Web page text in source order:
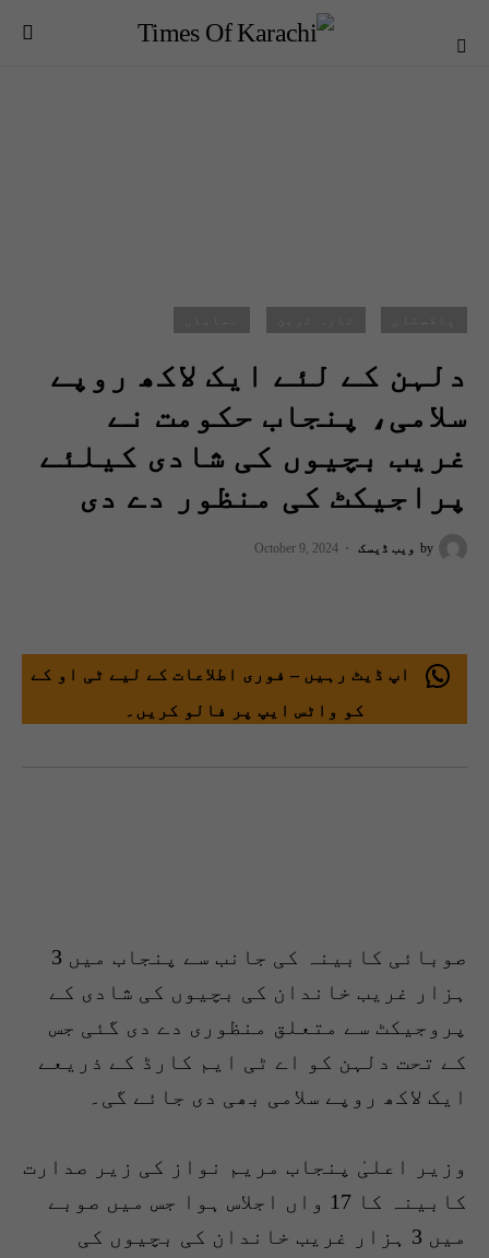
دلہن کے لئے ایک لاکھ روپے
سلامی، پنجاب حکومت نے
غریب بچیوں کی شادی کیلئے
پراجیکٹ کی منظور دے دی
by ویب ڈیسک October 9, 2024
اپ ڈیٹ رہیں – فوری اطلاعات کے لیے ٹی او کے
کو واٹس ایپ پر فالو کریں۔
صوبائی کابینہ کی جانب سے پنجاب میں 3
ہزار غریب خاندان کی بچیوں کی شادی کے
پروجیکٹ سے متعلق منظوری دے دی گئی جس
کے تحت دلہن کو اے ٹی ایم کارڈ کے ذریعے
ایک لاکھ روپے سلامی بھی دی جائے گی۔
وزیر اعلیٰ پنجاب مریم نواز کی زیر صدارت
کابینہ کا 17 واں اجلاس ہوا جس میں صوبے
میں 3 ہزار غریب خاندان کی بچیوں کی